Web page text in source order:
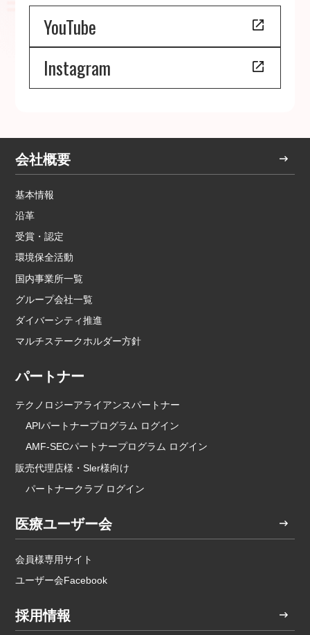
YouTube
Instagram
会社概要
基本情報
沿革
受賞・認定
環境保全活動
国内事業所一覧
グループ会社一覧
ダイバーシティ推進
マルチステークホルダー方針
パートナー
テクノロジーアライアンスパートナー
APIパートナープログラム ログイン
AMF-SECパートナープログラム ログイン
販売代理店様・Sler様向け
パートナークラブ ログイン
医療ユーザー会
会員様専用サイト
ユーザー会Facebook
採用情報